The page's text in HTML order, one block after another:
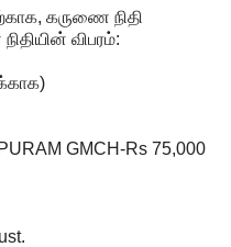
கருணை நிதி
விபரம்:
GMCH-Rs 75,000
Trust.